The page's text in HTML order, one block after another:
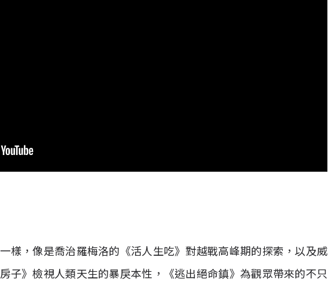
樣，像是喬治羅梅洛的《活人生吃》對越戰高峰期的探索，以及威
子》檢視人類天生的暴戾本性，《逃出絕命鎮》為觀眾帶來的不只